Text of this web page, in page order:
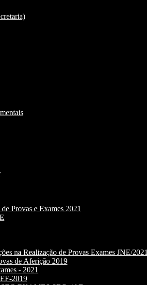
Provas e Exames 2021
na Realização de Provas Exames JNE/2021
de Aferição 2019
- 2021
2019